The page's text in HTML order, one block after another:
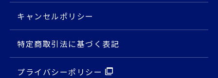
キャンセルポリシー
特定商取引法に基づく表記
プライバシーポリシー